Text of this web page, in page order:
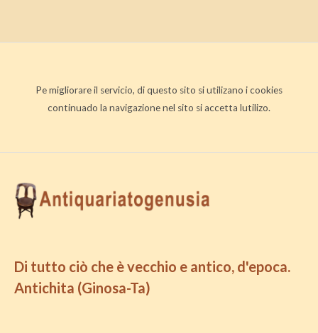
Pe migliorare il servicio, di questo sito si utilizano i cookies
continuado la navigazione nel sito si accetta lutilizo.
Di tutto ciò che è vecchio e antico, d'epoca.
Antichita (Ginosa-Ta)